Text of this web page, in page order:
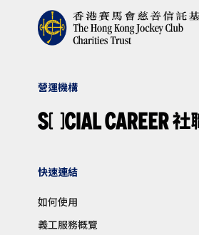
營運機構
快速連結
如何使用
義工服務概覽